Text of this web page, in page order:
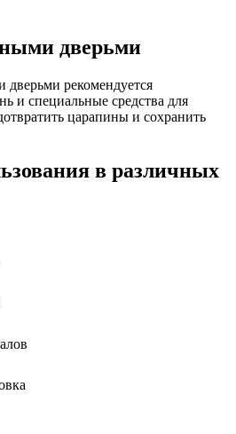
дверьми
дверьми рекомендуется
и специальные средства для
царапины и сохранить
в различных